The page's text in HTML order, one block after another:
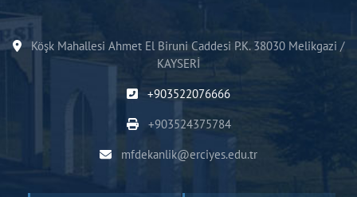
Köşk Mahallesi Ahmet El Biruni Caddesi P.K. 38030 Melikgazi /
KAYSERİ
+903522076666
+903524375784
mfdekanlik@erciyes.edu.tr